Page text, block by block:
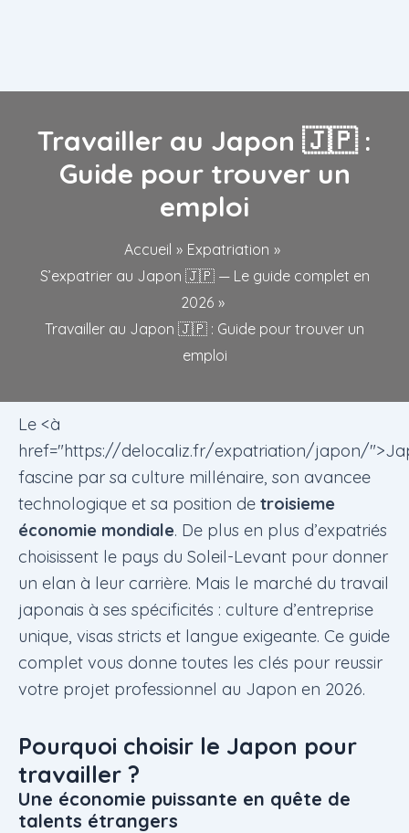
Travailler au Japon 🇯🇵 :
Guide pour trouver un
emploi
Accueil
Expatriation
S’expatrier au Japon 🇯🇵 — Le guide complet en
2026
Travailler au Japon 🇯🇵 : Guide pour trouver un
emploi
Le <à
href="https://delocaliz.fr/expatriation/japon/
fascine par sa culture millénaire, son avancee
technologique et sa position de troisieme
économie mondiale. De plus en plus d’expatriés
choisissent le pays du Soleil-Levant pour donner
un elan à leur carrière. Mais le marché du travail
japonais à ses spécificités : culture d’entreprise
unique, visas stricts et langue exigeante. Ce guide
complet vous donne toutes les clés pour reussir
votre projet professionnel au Japon en 2026.
Pourquoi choisir le Japon pour
travailler ?
Une économie puissante en quête de
talents étrangers